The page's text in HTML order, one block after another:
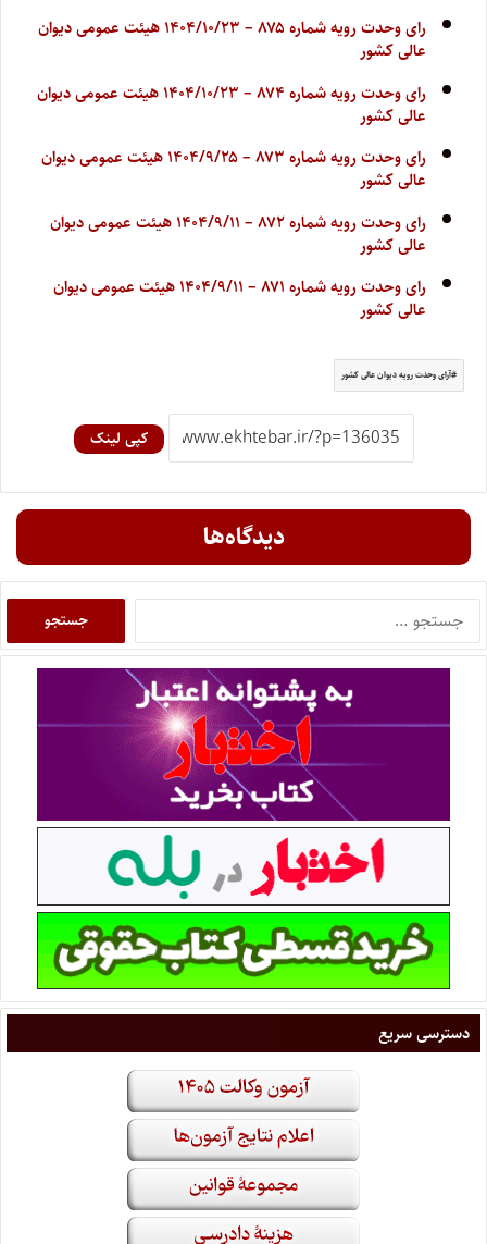
رای وحدت رویه شماره ۸۷۵ – ۱۴۰۴/۱۰/۲۳ هیئت عمومی دیوان
عالی کشور
رای وحدت رویه شماره ۸۷۴ – ۱۴۰۴/۱۰/۲۳ هیئت عمومی دیوان
عالی کشور
رای وحدت رویه شماره ۸۷۳ – ۱۴۰۴/۹/۲۵ هیئت عمومی دیوان
عالی کشور
رای وحدت رویه شماره ۸۷۲ – ۱۴۰۴/۹/۱۱ هیئت عمومی دیوان
عالی کشور
رای وحدت رویه شماره ۸۷۱ – ۱۴۰۴/۹/۱۱ هیئت عمومی دیوان
عالی کشور
آرای وحدت رویه دیوان عالی کشور
کپی لینک
دیدگاه‌ها
دسترسی سریع